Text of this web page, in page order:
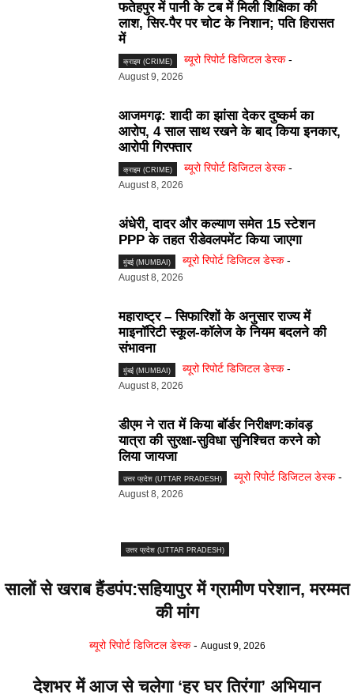
फतेहपुर में पानी के टब में मिली शिक्षिका की
लाश, सिर-पैर पर चोट के निशान; पति हिरासत
में
क्राइम (CRIME) ब्यूरो रिपोर्ट डिजिटल डेस्क -
August 9, 2026
आजमगढ़: शादी का झांसा देकर दुष्कर्म का
आरोप, 4 साल साथ रखने के बाद किया इनकार,
आरोपी गिरफ्तार
क्राइम (CRIME) ब्यूरो रिपोर्ट डिजिटल डेस्क -
August 8, 2026
अंधेरी, दादर और कल्याण समेत 15 स्टेशन
PPP के तहत रीडेवलपमेंट किया जाएगा
मुंबई (MUMBAI) ब्यूरो रिपोर्ट डिजिटल डेस्क -
August 8, 2026
महाराष्ट्र – सिफारिशों के अनुसार राज्य में
माइनॉरिटी स्कूल-कॉलेज के नियम बदलने की
संभावना
मुंबई (MUMBAI) ब्यूरो रिपोर्ट डिजिटल डेस्क -
August 8, 2026
डीएम ने रात में किया बॉर्डर निरीक्षण:कांवड़
यात्रा की सुरक्षा-सुविधा सुनिश्चित करने को
लिया जायजा
उत्तर प्रदेश (UTTAR PRADESH) ब्यूरो रिपोर्ट डिजिटल डेस्क -
August 8, 2026
उत्तर प्रदेश (UTTAR PRADESH)
सालों से खराब हैंडपंप:सहियापुर में ग्रामीण परेशान, मरम्मत
की मांग
ब्यूरो रिपोर्ट डिजिटल डेस्क - August 9, 2026
देशभर में आज से चलेगा ‘हर घर तिरंगा’ अभियान